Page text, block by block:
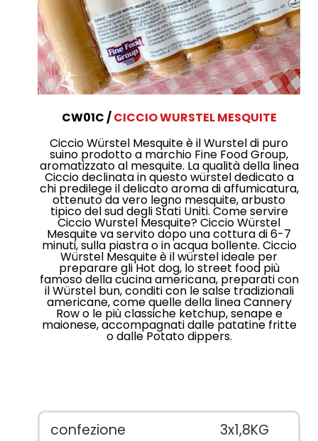
CW01C
CICCIO WURSTEL MESQUITE
Ciccio Würstel Mesquite è il Wurstel di puro
suino prodotto a marchio Fine Food Group,
aromatizzato al mesquite. La qualità della linea
Ciccio declinata in questo würstel dedicato a
chi predilege il delicato aroma di affumicatura,
ottenuto da vero legno mesquite, arbusto
tipico del sud degli Stati Uniti. Come servire
Ciccio Wurstel Mesquite? Ciccio Würstel
Mesquite va servito dopo una cottura di 6-7
minuti, sulla piastra o in acqua bollente. Ciccio
Würstel Mesquite è il würstel ideale per
preparare gli Hot dog, lo street food più
famoso della cucina americana, preparati con
il Würstel bun, conditi con le salse tradizionali
americane, come quelle della linea Cannery
Row o le più classiche ketchup, senape e
maionese, accompagnati dalle patatine fritte
o dalle Potato dippers.
confezione 3x1,8KG